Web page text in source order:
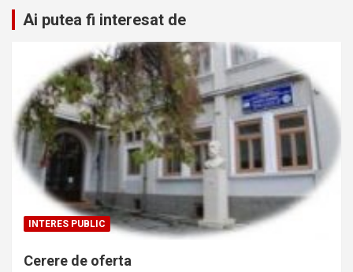
Ai putea fi interesat de
INTERES PUBLIC
Cerere de oferta